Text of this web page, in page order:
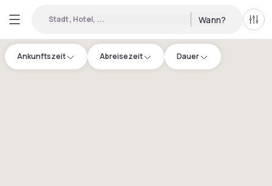
Stadt, Hotel, ... Wann? Alle
Ankunftszeit Abreisezeit Dauer